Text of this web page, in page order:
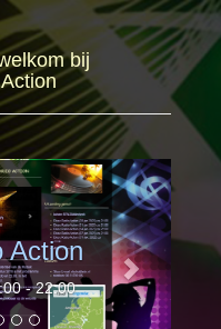
bij
Action
- 22:00